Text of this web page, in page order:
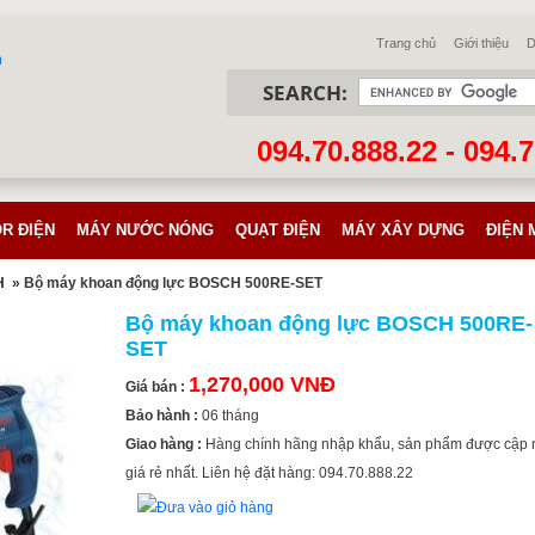
Trang chủ Giới thiệu
SEARCH:
094.70.888.22 -
ĐIỆN MÁY NƯỚC NÓNG QUẠT ĐIỆN MÁY XÂY DỰNG ĐIỆN
» Bộ máy khoan động lực BOSCH 500RE-SET
Bộ máy khoan động lực BOSCH 500RE-
SET
Giá bán : 1,270,000 VNĐ
Bảo hành : 06 tháng
Giao hàng : Hàng chính hãng nhập khẩu, sản phẩm được cập
giá rẻ nhất. Liên hệ đặt hàng: 094.70.888.22